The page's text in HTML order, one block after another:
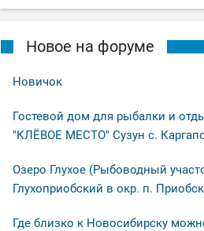
Новое на форуме
Новичок
Гостевой дом для рыбалки и
"КЛЁВОЕ МЕСТО" Сузун с.
Озеро Глухое (Рыбоводный
Глухоприобский в окр. п.
Где близко к Новосибирску